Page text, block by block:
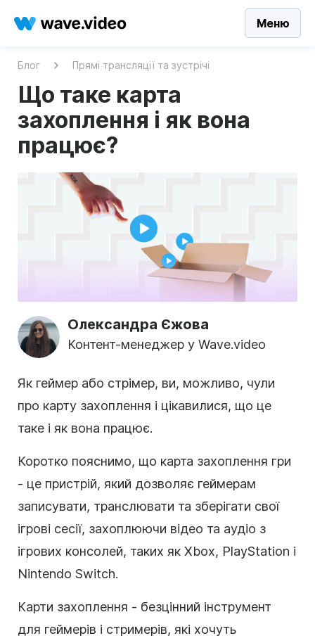
Меню
Блог Прямі трансляції та зустрічі
Що таке карта
захоплення і як вона
працює?
Олександра Єжова
Контент-менеджер у Wave.video
Як геймер або стрімер, ви, можливо, чули
про карту захоплення і цікавилися, що це
таке і як вона працює.
Коротко пояснимо, що карта захоплення гри
- це пристрій, який дозволяє геймерам
записувати, транслювати та зберігати свої
ігрові сесії, захоплюючи відео та аудіо з
ігрових консолей, таких як Xbox, PlayStation і
Nintendo Switch.
Карти захоплення - безцінний інструмент
для геймерів і стримерів, які хочуть